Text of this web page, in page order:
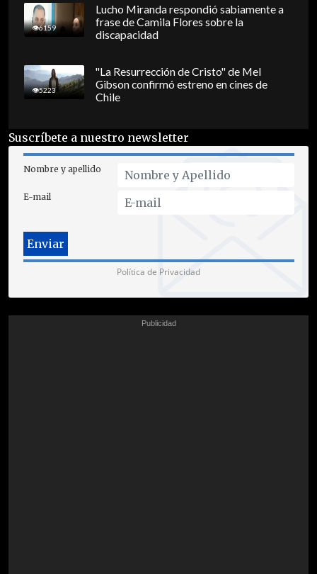
6159
Lucho Miranda respondió sabiamente a
frase de Camila Flores sobre la
discapacidad
5223
"La Resurrección de Cristo" de Mel
Gibson confirmó estreno en cines de
Chile
Suscríbete a nuestro newsletter
Nombre y apellido
E-mail
Política de Privacidad